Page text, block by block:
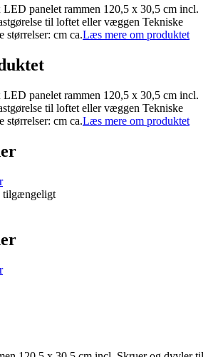
panelet rammen 120,5 x 30,5 cm incl.
til loftet eller væggen Tekniske
størrelser: cm ca.Læs mere om produktet
panelet rammen 120,5 x 30,5 cm incl.
til loftet eller væggen Tekniske
størrelser: cm ca.Læs mere om produktet
tilgængeligt